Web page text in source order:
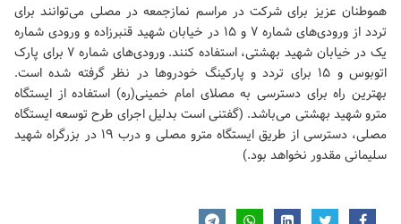
هموطنان عزیز برای شرکت در مراسم نمازجمعه در مصلی می‌توانند برای
تردد از ورودی‌های شماره ۷ و ۱۵ در خیابان شهید قنبرزاده و ورودی شماره
یک در خیابان شهید بهشتی، استفاده کنند. ورودی‌های شماره ۷ برای پارک
اتوبوس و ۱۵ برای تردد و پارکینگ خودروها در نظر گرفته شده است.
بهترین راه برای دسترسی به مصلای امام خمینی(ره) استفاده از ایستگاه
مترو شهید بهشتی می‌باشد. (گفتنی است بدلیل اجرای طرح توسعه ایستگاه
مصلی، دسترسی از طریق ایستگاه مترو مصلی و درب‌ ۱۹ در بزرگراه شهید
سلیمانی مقدور نخواهد بود.)